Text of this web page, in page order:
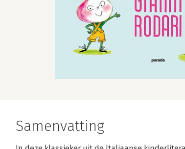
Samenvatting